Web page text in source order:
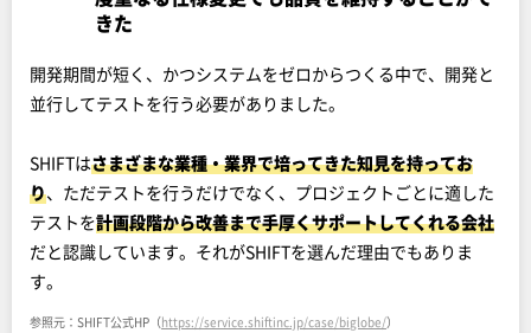
きた
開発期間が短く、かつシステムをゼロからつくる中で、開発と
並行してテストを行う必要がありました。
SHIFTはさまざまな業種・業界で培ってきた知見を持ってお
り、ただテストを行うだけでなく、プロジェクトごとに適した
テストを計画段階から改善まで手厚くサポートしてくれる会社
だと認識しています。それがSHIFTを選んだ理由でもありま
す。
参照元：SHIFT公式HP（https://service.shiftinc.jp/case/biglobe/）